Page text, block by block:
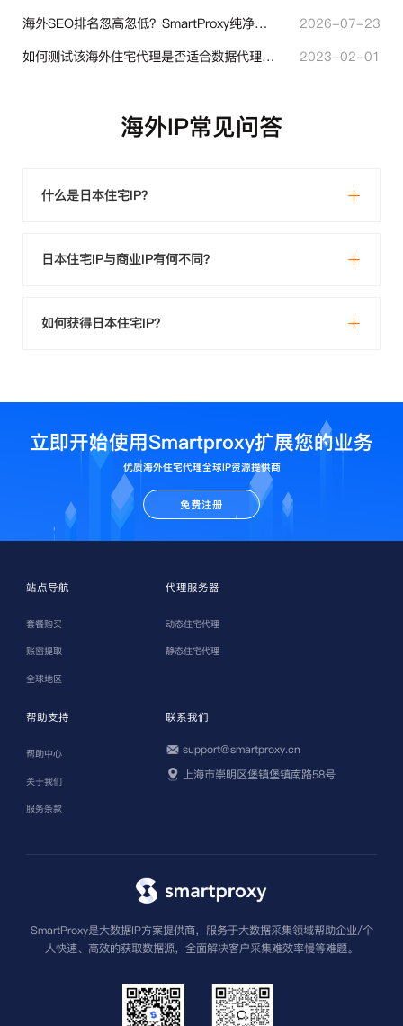
海外SEO排名忽高忽低？SmartProxy纯净住宅IP助力站点权重稳定
2026-07-23
如何测试该海外住宅代理是否适合数据代理使用？
2023-02-01
海外IP常见问答
什么是日本住宅IP？
日本住宅IP与商业IP有何不同？
如何获得日本住宅IP？
立即开始使用Smartproxy扩展您的业务
优质海外住宅代理全球IP资源提供商
免费注册
站点导航
套餐购买
账密提取
全球地区
代理服务器
动态住宅代理
静态住宅代理
帮助支持
帮助中心
关于我们
服务条款
联系我们
support@smartproxy.cn
上海市崇明区堡镇堡镇南路58号
SmartProxy是大数据IP方案提供商，服务于大数据采集领域帮助企业/个
人快速、高效的获取数据源，全面解决客户采集难效率慢等难题。